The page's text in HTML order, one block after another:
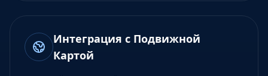
Интеграция с Подвижной
Картой